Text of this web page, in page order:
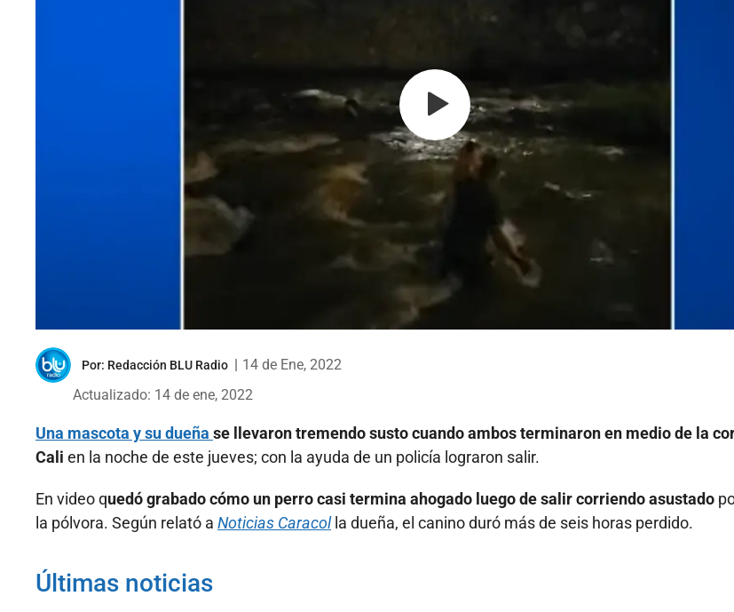
Por: Redacción BLU Radio
14 de Ene, 2022
Actualizado: 14 de ene, 2022
Una mascota y su dueña se llevaron tremendo susto cuando ambos terminaron en medio de la
Cali en la noche de este jueves; con la ayuda de un policía lograron salir.
En video quedó grabado cómo un perro casi termina ahogado luego de salir corriendo asustado
la pólvora. Según relató a Noticias Caracolla dueña, el canino duró más de seis horas perdido.
Últimas noticias